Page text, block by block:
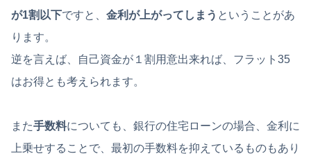
が1割以下ですと、 金利が上がってしまう ということがあ
ります。
逆を言えば、自己資金が１割用意出来れば、フラット35
はお得とも考えられます。
また手数料についても、銀行の住宅ローンの場合、金利に
上乗せすることで、最初の手数料を抑えているものもあり